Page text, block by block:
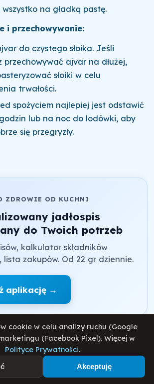
na gładką pastę.
i przechowywanie:
do czystego słoika. Jeśli
przechowywać ajvar na dłużej,
słoiki w celu
trwałości.
spożyciem najlepiej jest odstawić
lub na noc do lodówki, aby
się przegryzły.
ZDROWIE OD KUCHNI
jadłospis
do Twoich potrzeb
kalkulator składników
lista zakupów. Od 22 gr dziennie.
aplikację →
smakuje jako dodatek do
mięsa, ryb, jako spread na
nawet jako składnik sosów i
cookie w celu analizy ruchu (Google
(Facebook Pixel). Więcej w
Polityce Prywatności.
Akceptuję